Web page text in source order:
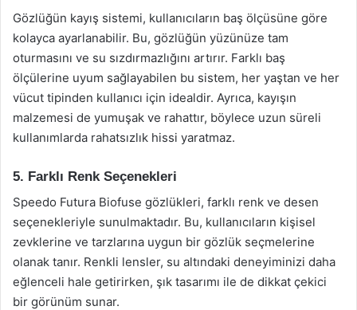
Gözlüğün kayış sistemi, kullanıcıların baş ölçüsüne göre
kolayca ayarlanabilir. Bu, gözlüğün yüzünüze tam
oturmasını ve su sızdırmazlığını artırır. Farklı baş
ölçülerine uyum sağlayabilen bu sistem, her yaştan ve her
vücut tipinden kullanıcı için idealdir. Ayrıca, kayışın
malzemesi de yumuşak ve rahattır, böylece uzun süreli
kullanımlarda rahatsızlık hissi yaratmaz.
5. Farklı Renk Seçenekleri
Speedo Futura Biofuse gözlükleri, farklı renk ve desen
seçenekleriyle sunulmaktadır. Bu, kullanıcıların kişisel
zevklerine ve tarzlarına uygun bir gözlük seçmelerine
olanak tanır. Renkli lensler, su altındaki deneyiminizi daha
eğlenceli hale getirirken, şık tasarımı ile de dikkat çekici
bir görünüm sunar.